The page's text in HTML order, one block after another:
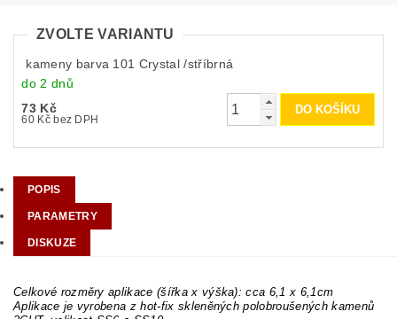
ZVOLTE VARIANTU
kameny barva 101 Crystal /stříbrná
do 2 dnů
73 Kč
60 Kč bez DPH
POPIS
PARAMETRY
DISKUZE
Celkové rozměry aplikace (šířka x výška): cca 6,1 x 6,1cm
Aplikace je vyrobena z hot-fix skleněných polobroušených kamenů